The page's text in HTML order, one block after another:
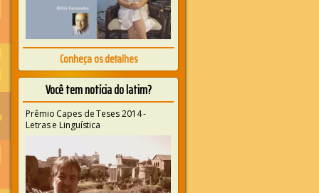
Conheça os detalhes
Você tem notícia do latim?
Prêmio Capes de Teses 2014 -
Letras e Linguística